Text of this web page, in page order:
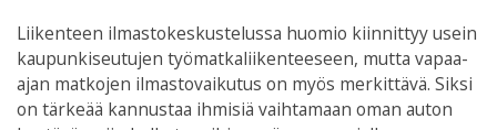
Liikenteen ilmastokeskustelussa huomio kiinnittyy usein
kaupunkiseutujen työmatkaliikenteeseen, mutta vapaa-
ajan matkojen ilmastovaikutus on myös merkittävä. Siksi
on tärkeää kannustaa ihmisiä vaihtamaan oman auton